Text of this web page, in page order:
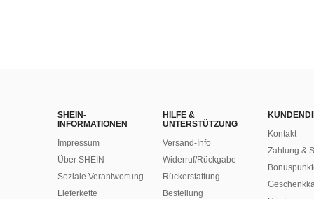
SHEIN-
INFORMATIONEN
Impressum
Über SHEIN
Soziale Verantwortung
Lieferkette
HILFE &
UNTERSTÜTZUNG
Versand-Info
Widerruf/Rückgabe
Rückerstattung
Bestellung
Kontakt
Zahlung &